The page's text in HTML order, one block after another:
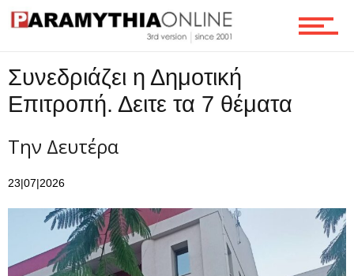
Ροή
Επικοινωνία
Συνεδριάζει η Δημοτική
Επιτροπή. Δειτε τα 7 θέματα
Την Δευτέρα
23|07|2026